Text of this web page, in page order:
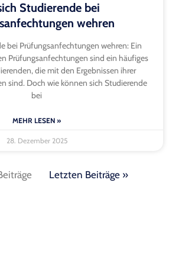
Studierende bei
wehren
bei Prüfungsanfechtungen wehren: Ein
Prüfungsanfechtungen sind ein häufiges
die mit den Ergebnissen ihrer
sind. Doch wie können sich Studierende
bei
MEHR LESEN »
28. Dezember 2025
Letzten Beiträge »